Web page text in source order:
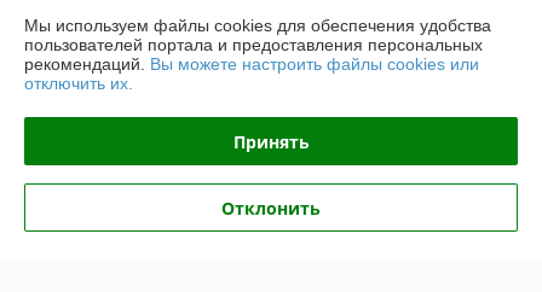
Контакты
Доставка и оплата
Мы используем файлы cookies для обеспечения удобства
пользователей портала и предоставления персональных
рекомендаций. Вы можете настроить файлы cookies или
отключить их.
Принять
Отклонить